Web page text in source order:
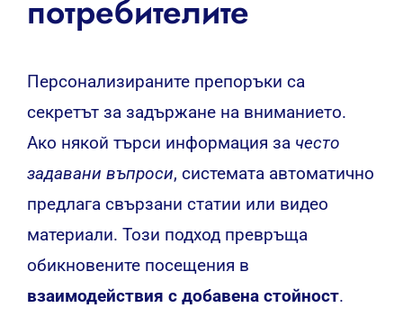
потребителите
Персонализираните препоръки са
секретът за задържане на вниманието.
Ако някой търси информация за често
задавани въпроси, системата автоматично
предлага свързани статии или видео
материали. Този подход превръща
обикновените посещения в
взаимодействия с добавена стойност.